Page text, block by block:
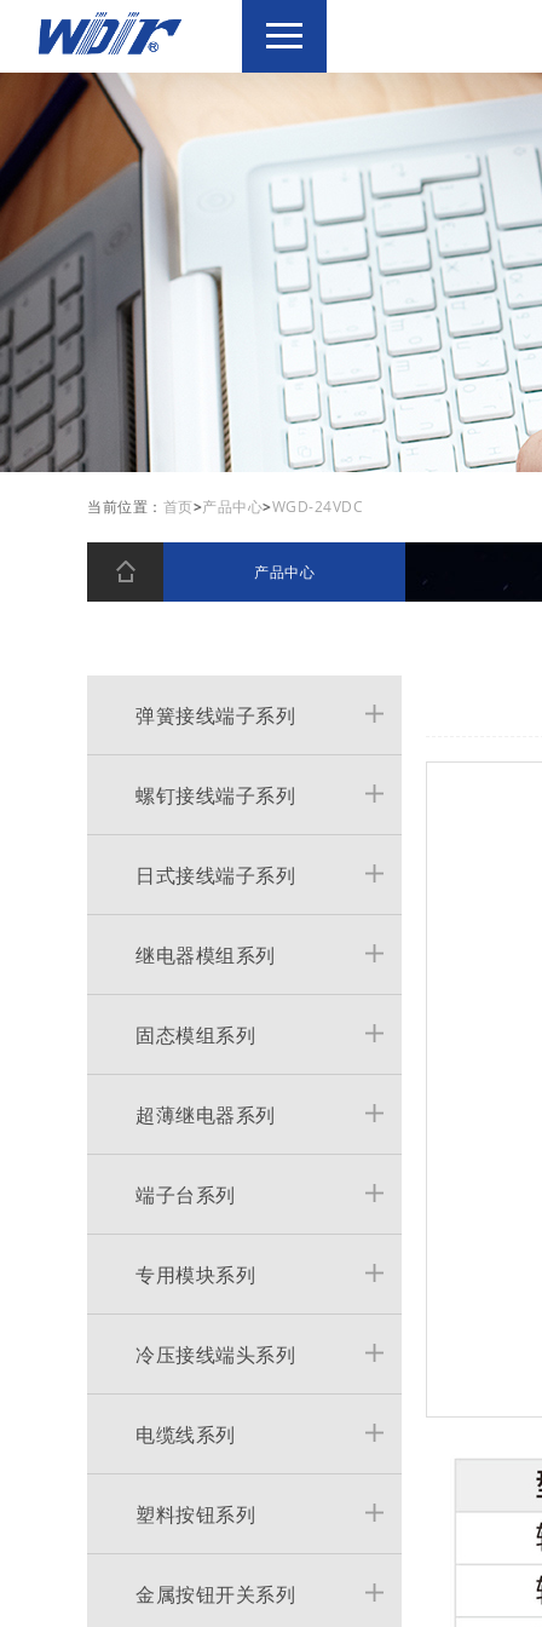
当前位置： 首页>产品中心>WGD-24VDC
产品中心
弹簧接线端子系列
螺钉接线端子系列
日式接线端子系列
继电器模组系列
固态模组系列
超薄继电器系列
端子台系列
专用模块系列
冷压接线端头系列
电缆线系列
塑料按钮系列
金属按钮开关系列